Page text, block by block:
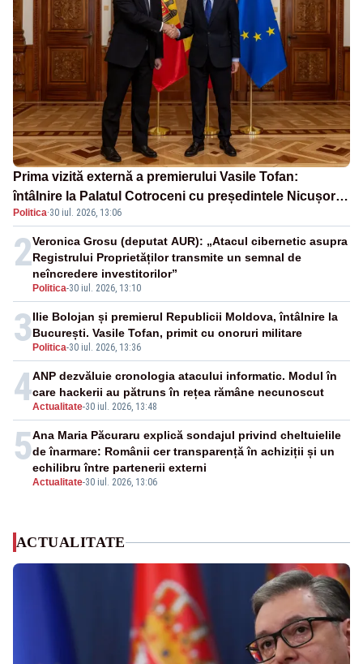
Prima vizită externă a premierului Vasile Tofan:
întâlnire la Palatul Cotroceni cu președintele Nicușor
Dan
Politica·30 iul. 2026, 13:06
2
Politica-30 iul. 2026, 13:10
Veronica Grosu (deputat AUR): „Atacul cibernetic asupra
Registrului Proprietăților transmite un semnal de
neîncredere investitorilor”
3 Politica-30 iul. 2026, 13:36
Ilie Bolojan și premierul Republicii Moldova, întâlnire la
București. Vasile Tofan, primit cu onoruri militare
4Actualitate-30 iul. 2026, 13:48
ANP dezvăluie cronologia atacului informatic. Modul în
care hackerii au pătruns în rețea rămâne necunoscut
5
Actualitate-30 iul. 2026, 13:06
Ana Maria Păcuraru explică sondajul privind cheltuielile
de înarmare: Românii cer transparență în achiziții și un
echilibru între partenerii externi
ACTUALITATE